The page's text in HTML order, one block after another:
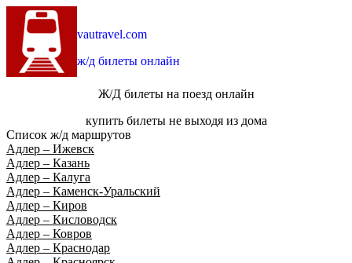
vautravel.com
ж/д билеты онлайн
Ж/Д билеты на поезд онлайн
купить билеты не выходя из дома
Список ж/д маршрутов
Адлер – Ижевск
Адлер – Казань
Адлер – Калуга
Адлер – Каменск-Уральский
Адлер – Киров
Адлер – Кисловодск
Адлер – Ковров
Адлер – Краснодар